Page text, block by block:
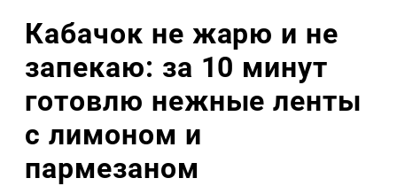
Кабачок не жарю и не
запекаю: за 10 минут
готовлю нежные ленты
с лимоном и
пармезаном